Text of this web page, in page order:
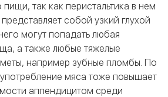
так как перистальтика в нем
собой узкий глухой
могут попадать любая
а также любые тяжелые
например зубные пломбы. По
употребление мяса тоже повышает
аппендицитом среди